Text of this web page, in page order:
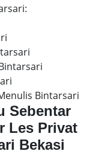
Bintarsari
Sebentar
Les Privat
Bekasi